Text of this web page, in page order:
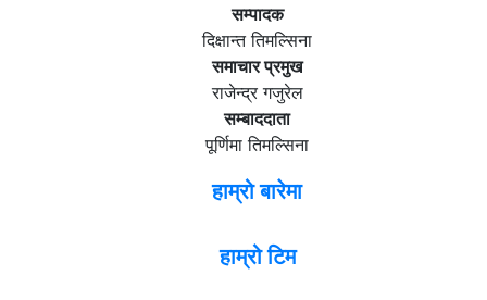
सम्पादक
दिक्षान्त तिमल्सिना
समाचार प्रमुख
राजेन्द्र गजुरेल
सम्बाददाता
पूर्णिमा तिमल्सिना
हाम्रो बारेमा
हाम्रो टिम